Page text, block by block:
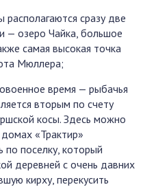
сразу две
— озеро Чайка, большое
самая высокая точка
Мюллера;
время — рыбачья
вторым по счету
косы. Здесь можно
«Трактир»
по поселку, который
деревней с очень давних
кирху, перекусить